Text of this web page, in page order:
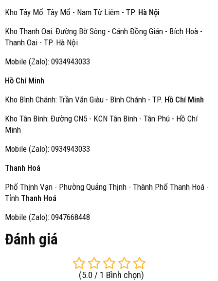
Kho Tây Mổ: Tây Mổ - Nam Từ Liêm - TP. Hà Nội
Kho Thanh Oai: Đường Bờ Sông - Cánh Đồng Gián - Bích Hoà -
Thanh Oai - TP. Hà Nội
Mobile (Zalo): 0934943033
Hồ Chí Minh
Kho Bình Chánh: Trần Văn Giàu - Bình Chánh - TP. Hồ Chí Minh
Kho Tân Bình: Đường CN5 - KCN Tân Bình - Tân Phú - Hồ Chí
Minh
Mobile (Zalo): 0934943033
Thanh Hoá
Phố Thịnh Vạn - Phường Quảng Thịnh - Thành Phố Thanh Hoá -
Tỉnh Thanh Hoá
Mobile (Zalo): 0947668448
Đánh giá
(5.0 / 1 Bình chọn)